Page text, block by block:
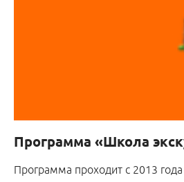
Программа «Школа
Программа проходит с 2013